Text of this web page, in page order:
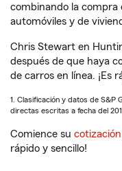
combinando la compra
automóviles y de
Chris Stewart en
después de que haya
de carros en línea. ¡Es
1. Clasificación y datos de S&P
directas escritas a fecha del
Comience su
rápido y sencillo!